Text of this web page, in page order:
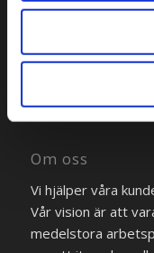
111 30 Stockholm
Om oss
Vi hjälper våra
Vår vision är att
medelstora